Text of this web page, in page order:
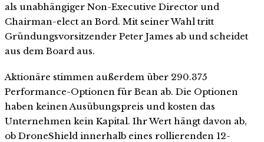
als unabhängiger Non-Executive Director und
Chairman-elect an Bord. Mit seiner Wahl tritt
Gründungsvorsitzender Peter James ab und scheidet
aus dem Board aus.
Aktionäre stimmen außerdem über 290.375
Performance-Optionen für Bean ab. Die Optionen
haben keinen Ausübungspreis und kosten das
Unternehmen kein Kapital. Ihr Wert hängt davon ab,
ob DroneShield innerhalb eines rollierenden 12-